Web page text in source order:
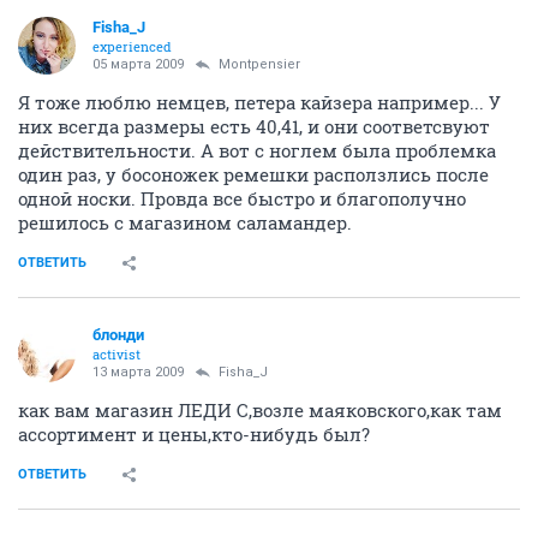
Fisha_J
experienced
05 марта 2009 Montpensier
Я тоже люблю немцев, петера кайзера например... У
них всегда размеры есть 40,41, и они соответсвуют
действительности. А вот с ноглем была проблемка
один раз, у босоножек ремешки расползлись после
одной носки. Провда все быстро и благополучно
решилось с магазином саламандер.
ОТВЕТИТЬ
блонди
activist
13 марта 2009 Fisha_J
как вам магазин ЛЕДИ С,возле маяковского,как там
ассортимент и цены,кто-нибудь был?
ОТВЕТИТЬ